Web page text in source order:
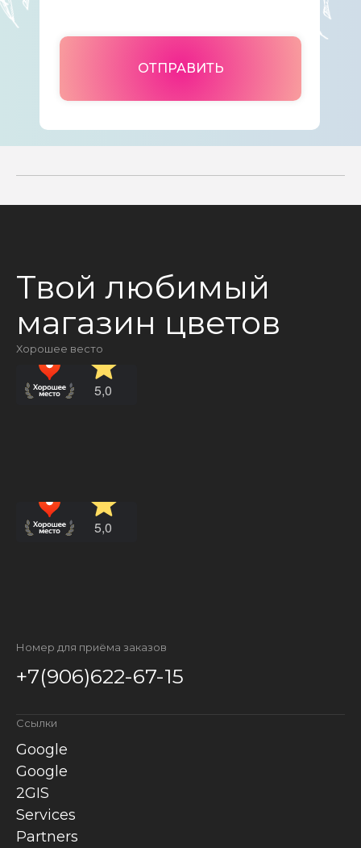
ОТПРАВИТЬ
Твой любимый
магазин цветов
Хорошее весто
Номер для приёма заказов
+7(906)622-67-15
Ссылки
Google
Google
2GIS
Services
Partners